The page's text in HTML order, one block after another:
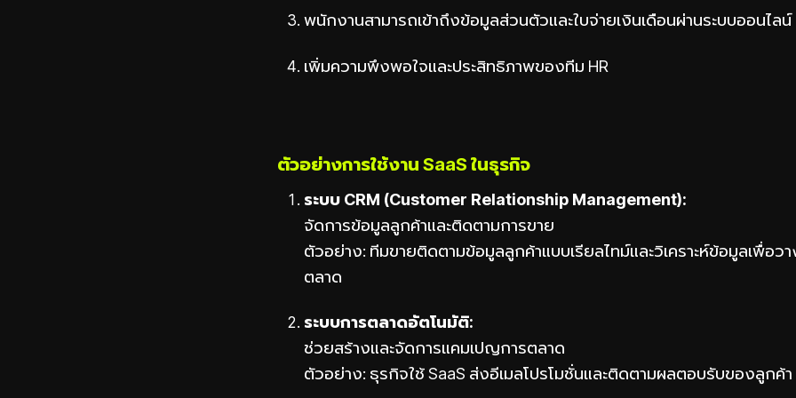
พนักงานสามารถเข้าถึงข้อมูลส่วนตัวและใบจ่ายเงินเดือนผ่านระบบออนไลน์
เพิ่มความพึงพอใจและประสิทธิภาพของทีม HR
ตัวอย่างการใช้งาน SaaS ในธุรกิจ
ระบบ CRM (Customer Relationship Management):
จัดการข้อมูลลูกค้าและติดตามการขาย
ตัวอย่าง: ทีมขายติดตามข้อมูลลูกค้าแบบเรียลไทม์และวิเคราะห์ข้อมูลเพื่อว
ตลาด
ระบบการตลาดอัตโนมัติ:
ช่วยสร้างและจัดการแคมเปญการตลาด
ตัวอย่าง: ธุรกิจใช้ SaaS ส่งอีเมลโปรโมชั่นและติดตามผลตอบรับของลูกค้า